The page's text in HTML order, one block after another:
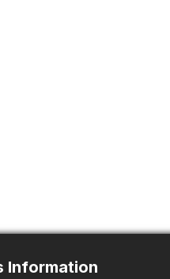
Information